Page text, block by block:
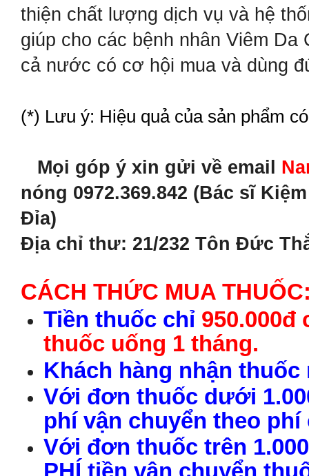
thiện chất lượng dịch vụ và hệ
giúp cho các bệnh nhân Viêm
cả nước có cơ hội mua và dùng
(*) Lưu ý: Hiệu quả của sản phẩm
Mọi góp ý xin gửi về email
nóng 0972.369.842 (Bác sĩ
Đỉa)
Địa chỉ thư: 21/232 Tôn Đức
CÁCH THỨC MUA
Tiền thuốc chỉ 950.000đ
thuốc uống 1 tháng.
Khách hàng nhận
Với đơn thuốc dưới
phí vận chuyển theo
Với đơn thuốc trên